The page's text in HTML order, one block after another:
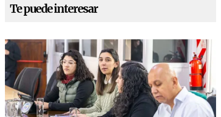
Te puede interesar